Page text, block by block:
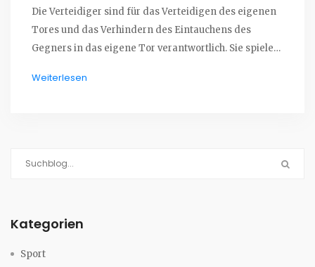
Die Verteidiger sind für das Verteidigen des eigenen
Tores und das Verhindern des Eintauchens des
Gegners in das eigene Tor verantwortlich. Sie spielen
sie den Angriff unterstützen.
Weiterlesen
Kategorien
Sport